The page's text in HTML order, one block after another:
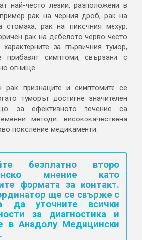
най-често лезии, разположени в
рак на черния дроб, рак на
стомаха, рак на пикочния мехур.
рак на дебелото черво често
за първичния тумор,
симптоми, свързани с
огнище.
рак признаците и симптомите се
туморът достигне значителен
за ефективното лечение са
методи, висококачествена
поколение медикаменти.
безплатно второ
мнение като
формата за контакт.
ще се свърже с
да уточните всички
за диагностика и
в Анадолу Медицински